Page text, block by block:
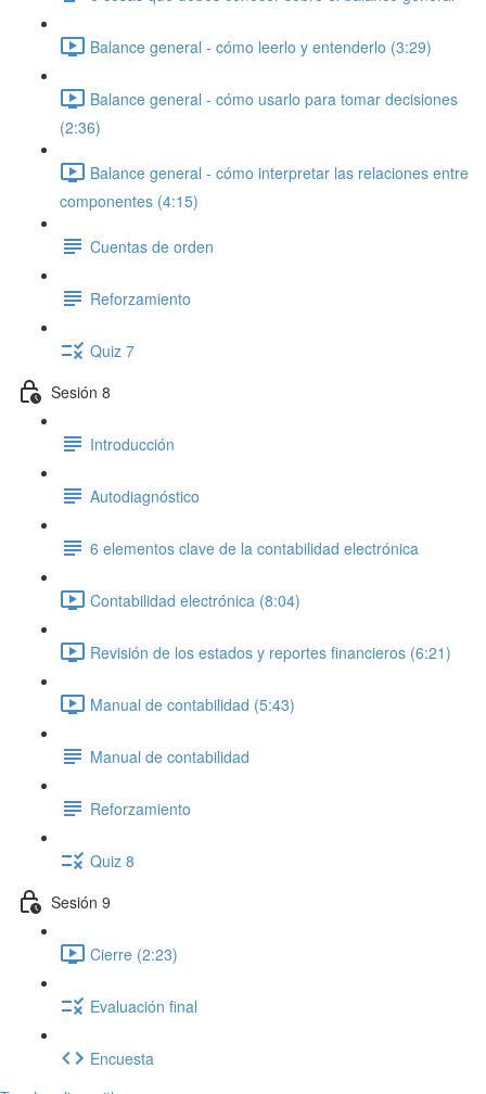
Balance general - cómo leerlo y entenderlo (3:29)
Balance general - cómo usarlo para tomar decisiones
(2:36)
Balance general - cómo interpretar las relaciones entre
componentes (4:15)
Cuentas de orden
Reforzamiento
Quiz 7
Sesión 8
Introducción
Autodiagnóstico
6 elementos clave de la contabilidad electrónica
Contabilidad electrónica (8:04)
Revisión de los estados y reportes financieros (6:21)
Manual de contabilidad (5:43)
Manual de contabilidad
Reforzamiento
Quiz 8
Sesión 9
Cierre (2:23)
Evaluación final
Encuesta